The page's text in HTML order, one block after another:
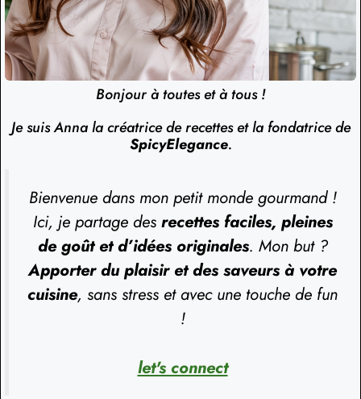
Bonjour à toutes et à tous !
Je suis Anna la créatrice de recettes et la fondatrice de
SpicyElegance.
Bienvenue dans mon petit monde gourmand !
Ici, je partage des recettes faciles, pleines
de goût et d’idées originales. Mon but ?
Apporter du plaisir et des saveurs à votre
cuisine, sans stress et avec une touche de fun
!
let's connect